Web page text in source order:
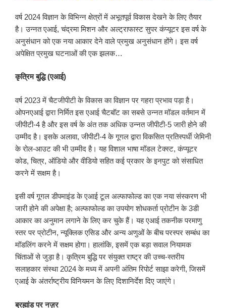
वर्ष 2024 विज्ञान के विभिन्न क्षेत्रों में अभूतपूर्व विकास देखने के लिए तैयार
है। उन्नत एआई, चंद्रमा मिशन और अल्ट्राफास्ट सुपर कंप्यूटर इस वर्ष के
अनुसंधान को एक नया आकार देने वाले प्रमुख अनुसंधान होंगे। इस वर्ष
अपेक्षित प्रमुख घटनाओं की एक झलक…
कृत्रिम बुद्धि(एआई)
वर्ष 2023 में चैटजीपीटी के विकास का विज्ञान पर गहरा प्रभाव पड़ा है।
ओपनएआई द्वारा निर्मित इस एआई चैटबॉट का सबसे उन्नत मॉडल वर्तमान में
जीपीटी-4 है और इस वर्ष के अंत तक अधिक उन्नत जीपीटी-5 जारी होने की
उम्मीद है। इसके अलावा, जीपीटी-4 के गूगल द्वारा विकसित प्रतिस्पर्धी जेमिनी
के रोल-आउट की भी उम्मीद है। यह विशाल भाषा मॉडल टेक्स्ट, कंप्यूटर
कोड, चित्र, ऑडियो और वीडियो सहित कई प्रकार के इनपुट को संसाधित
करने में सक्षम है।
इसी वर्ष गूगल डीपमाइंड के एआई टूल अल्फाफोल्ड का एक नया संस्करण भी
जारी होने की अपेक्षा है; अल्फाफोल्ड का उपयोग शोधकर्ता प्रोटीन के 3डी
आकार का अनुमान लगाने के लिए कर चुके हैं। यह एआई तकनीक परमाणु
स्तर पर प्रोटीन, न्यूक्लिक एसिड और अन्य अणुओं के बीच परस्पर सम्बंध का
मॉडलिंग करने में सक्षम होगा। हालांकि, इसमें एक बड़ा सवाल नियामक
चिंताओं से जुड़ा है। कृत्रिम बुद्धि पर संयुक्त राष्ट्र की उच्च-स्तरीय
सलाहकार संस्था 2024 के मध्य में अपनी अंतिम रिपोर्ट साझा करेगी, जिसमें
एआई के अंतर्राष्ट्रीय विनियमन के लिए दिशानिर्देश दिए जाएंगे।
ब्रह्मांड पर नज़र